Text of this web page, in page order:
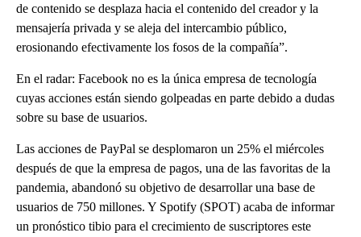
de contenido se desplaza hacia el contenido del creador y la
mensajería privada y se aleja del intercambio público,
erosionando efectivamente los fosos de la compañía”.
En el radar: Facebook no es la única empresa de tecnología
cuyas acciones están siendo golpeadas en parte debido a dudas
sobre su base de usuarios.
Las acciones de PayPal se desplomaron un 25% el miércoles
después de que la empresa de pagos, una de las favoritas de la
pandemia, abandonó su objetivo de desarrollar una base de
usuarios de 750 millones. Y Spotify (SPOT) acaba de informar
un pronóstico tibio para el crecimiento de suscriptores este